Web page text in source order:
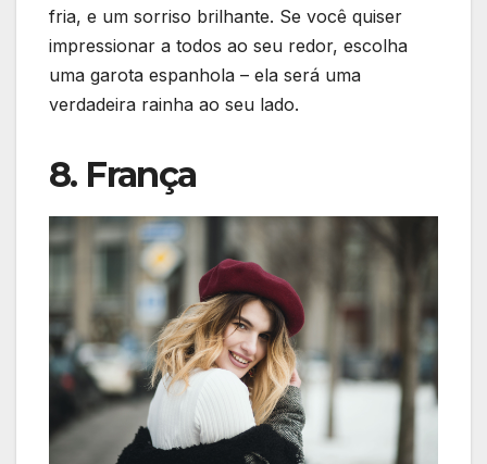
fria, e um sorriso brilhante. Se você quiser
impressionar a todos ao seu redor, escolha
uma garota espanhola – ela será uma
verdadeira rainha ao seu lado.
8. França